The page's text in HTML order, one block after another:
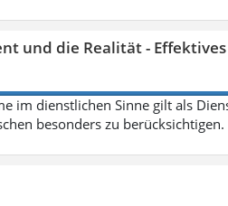
und die Realität -
im dienstlichen Sinne gilt als
besonders zu berücksichtigen.